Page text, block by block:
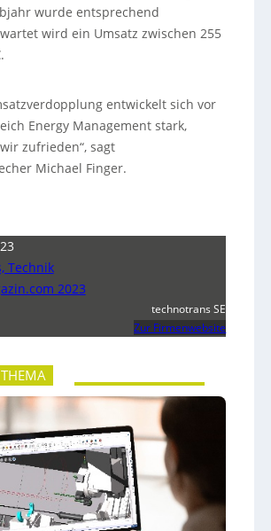
wurde entsprechend
wird ein Umsatz zwischen 255
entwickelt sich vor
Energy Management stark,
zufrieden“, sagt
Michael Finger.
Technik
2023
technotrans SE
Zur Firmenwebsite